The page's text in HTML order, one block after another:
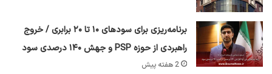
برنامه‌ریزی برای سود‌های ۱۰ تا ۲۰ برابری / خروج
راهبردی از حوزه PSP و جهش ۱۴۰ درصدی سود
2 هفته پیش